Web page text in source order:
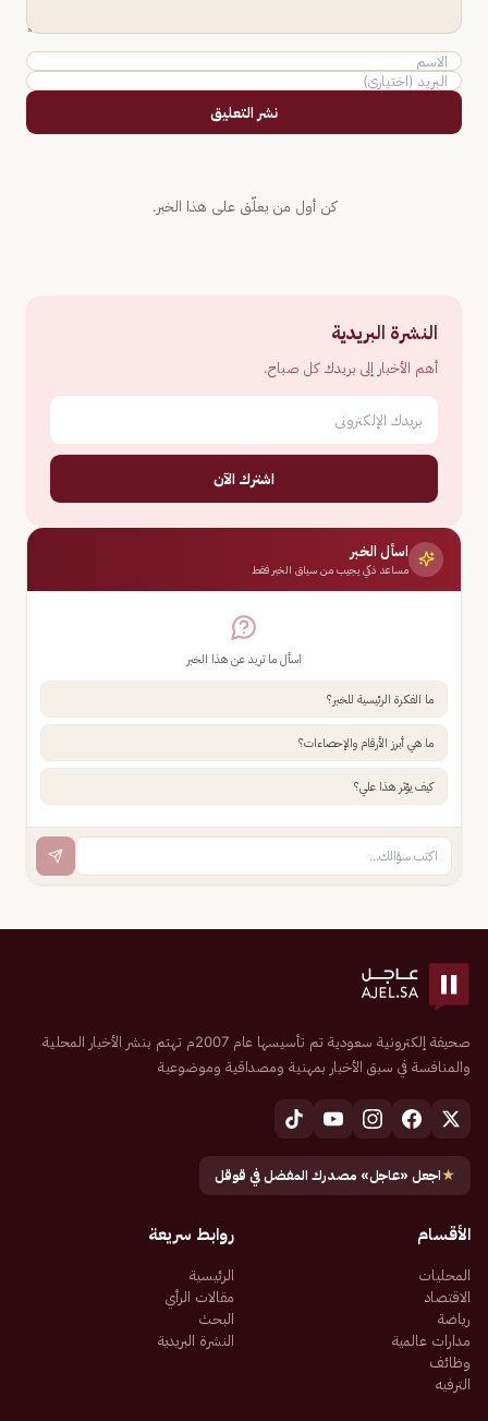
نشر التعليق
كن أول من يعلّق على هذا الخبر.
النشرة البريدية
أهم الأخبار إلى بريدك كل صباح.
اشترك الآن
اسأل الخبر
مساعد ذكي يجيب من سياق الخبر فقط
اسأل ما تريد عن هذا الخبر
ما الفكرة الرئيسية للخبر؟
ما هي أبرز الأرقام والإحصاءات؟
كيف يؤثر هذا علي؟
صحيفة إلكترونية سعودية تم تأسيسها عام 2007م تهتم بنشر الأخبار المحلية
والمنافسة في سبق الأخبار بمهنية ومصداقية وموضوعية
★اجعل «عاجل» مصدرك المفضل في قوقل
الأقسام
المحليات
الاقتصاد
رياضة
مدارات عالمية
وظائف
الترفيه
روابط سريعة
الرئيسية
مقالات الرأي
البحث
النشرة البريدية